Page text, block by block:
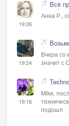
19:26
Всё
Анна Р.,
19:24
Вчера со
значит с
19:16
Mike,
подошл